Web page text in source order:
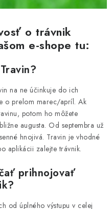
o trávnik
e-shope tu:
na ne účinkuje do ich
o prelom marec/apríl. Ak
potom ho môžete
augusta. Od septembra už
hnojivá. Travin je vhodné
aplikácii zalejte trávnik.
prihnojovať
od úplného výstupu v celej